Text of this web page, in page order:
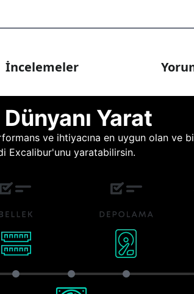
İncelemeler
Yarat
ve ihtiyacına en uygun olan ve
Excalibur'unu yaratabilirsin.